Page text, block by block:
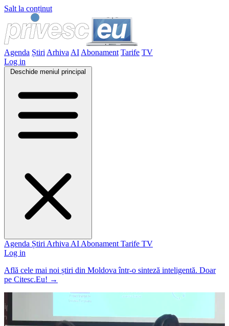
Salt la conținut
Agenda Știri Arhiva AI Abonament Tarife TV
Log in
Deschide meniul principal
Agenda Știri Arhiva AI Abonament Tarife TV
Log in
Află cele mai noi știri din Moldova într-o sinteză inteligentă. Doar
pe Citesc.Eu! →